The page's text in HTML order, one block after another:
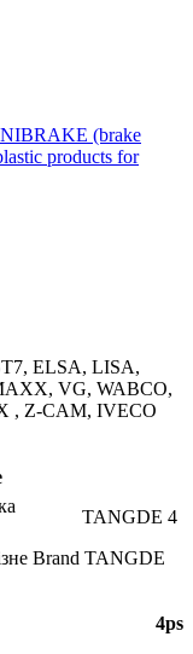
(brake
products for
ELSA, LISA,
VG, WABCO,
, Z-CAM, IVECO
TANGDE 4
Brand TANGDE
4ps